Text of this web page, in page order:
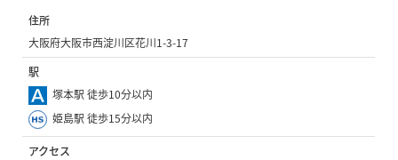
住所
大阪府大阪市西淀川区花川1-3-17
駅
塚本駅 徒歩10分以内
姫島駅 徒歩15分以内
アクセス